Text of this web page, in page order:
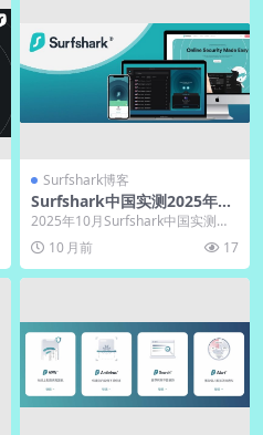
Surfshark博客
Surfshark中国实测2025年10
月翻墙稳定教学附电脑版下载
2025年10月Surfshark中国实测，
电脑版下载全流程秒过墙，镜像获
取、数...
10 月前 17